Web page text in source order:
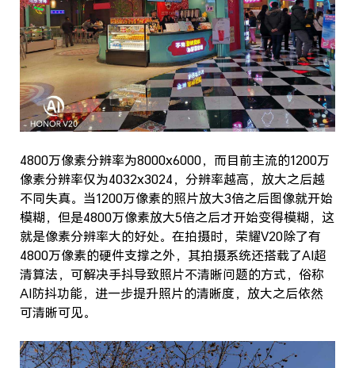
4800万像素分辨率为8000x6000，而目前主流的1200万
像素分辨率仅为4032x3024，分辨率越高，放大之后越
不同失真。当1200万像素的照片放大3倍之后图像就开始
模糊，但是4800万像素放大5倍之后才开始变得模糊，这
就是像素分辨率大的好处。在拍摄时，荣耀V20除了有
4800万像素的硬件支撑之外，其拍摄系统还搭载了AI超
清算法，可解决手抖导致照片不清晰问题的方式，俗称
AI防抖功能，进一步提升照片的清晰度，放大之后依然
可清晰可见。